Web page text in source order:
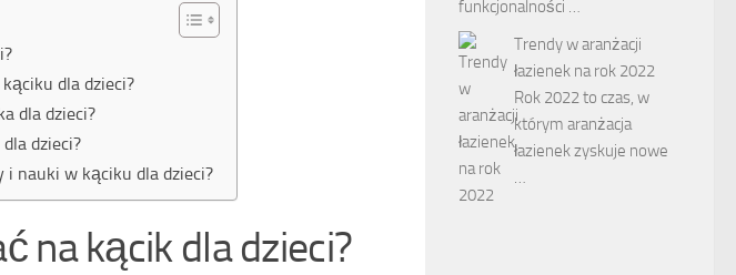
dla dzieci?
dla dzieci?
dzieci?
i nauki w kąciku dla dzieci?
na kącik dla dzieci?
funkcjonalności …
Trendy w aranżacji
łazienek na rok 2022
Rok 2022 to czas, w
którym aranżacja
łazienek zyskuje nowe
…